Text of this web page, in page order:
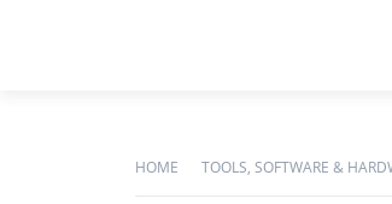
HOME TOOLS, SOFTWARE &